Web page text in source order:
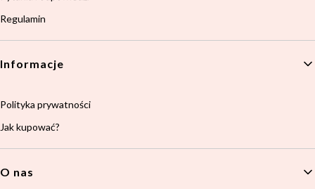
Regulamin
Informacje
Polityka prywatności
Jak kupować?
O nas